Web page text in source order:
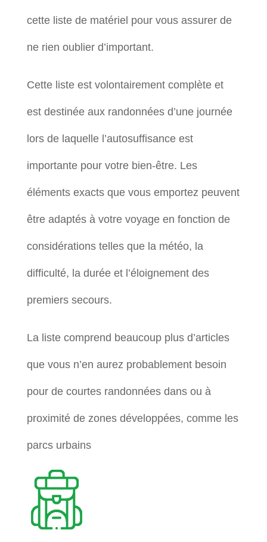
cette liste de matériel pour vous assurer de
ne rien oublier d’important.
Cette liste est volontairement complète et
est destinée aux randonnées d’une journée
lors de laquelle l’autosuffisance est
importante pour votre bien-être. Les
éléments exacts que vous emportez peuvent
être adaptés à votre voyage en fonction de
considérations telles que la météo, la
difficulté, la durée et l’éloignement des
premiers secours.
La liste comprend beaucoup plus d’articles
que vous n’en aurez probablement besoin
pour de courtes randonnées dans ou à
proximité de zones développées, comme les
parcs urbains